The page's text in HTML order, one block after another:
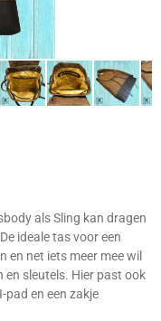
als Sling kan dragen
ideale tas voor een
en net iets meer mee wil
en sleutels. Hier past ook
pad en een zakje